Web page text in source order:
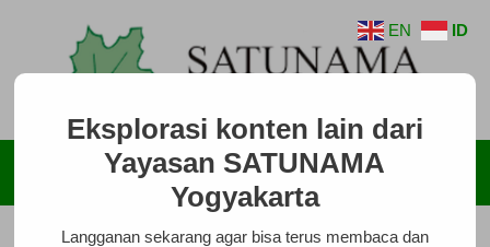
Menu
EN ID
Eksplorasi konten lain dari
Yayasan SATUNAMA
Yogyakarta
Langganan sekarang agar bisa terus membaca dan